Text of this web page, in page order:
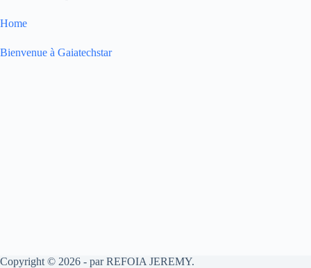
Home
Bienvenue à Gaiatechstar
Copyright © 2026 - par REFOIA JEREMY.